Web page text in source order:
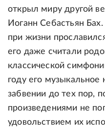
открыл миру другой
Иоганн Себастьян
при жизни
его даже считали
классической
году его музыкальное
забвении до тех пор,
произведениями не
удовольствием их